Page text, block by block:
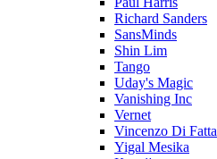
Richard Sanders
SansMinds
Shin Lim
Tango
Uday's Magic
Vanishing Inc
Vernet
Vincenzo Di Fatta
Yigal Mesika